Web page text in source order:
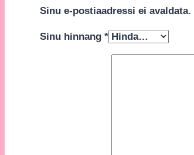
Sinu e-postiaadressi ei avaldata.
Sinu hinnang *